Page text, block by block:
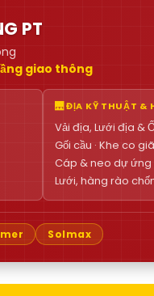
PT
giao thông
🌉 ĐỊA KỸ THUẬT &
Vải địa, Lưới địa &
Gối cầu · Khe co
Cáp & neo dự ứng
Lưới, hàng rào
Solmax